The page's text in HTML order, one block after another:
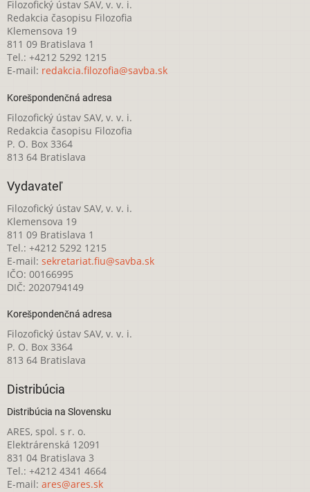
Filozofický ústav SAV, v. v. i.
Redakcia časopisu Filozofia
Klemensova 19
811 09 Bratislava 1
Tel.: +4212 5292 1215
E-mail: redakcia.filozofia@savba.sk
Korešpondenčná adresa
Filozofický ústav SAV, v. v. i.
Redakcia časopisu Filozofia
P. O. Box 3364
813 64 Bratislava
Vydavateľ
Filozofický ústav SAV, v. v. i.
Klemensova 19
811 09 Bratislava 1
Tel.: +4212 5292 1215
E-mail: sekretariat.fiu@savba.sk
IČO: 00166995
DIČ: 2020794149
Korešpondenčná adresa
Filozofický ústav SAV, v. v. i.
P. O. Box 3364
813 64 Bratislava
Distribúcia
Distribúcia na Slovensku
ARES, spol. s r. o.
Elektrárenská 12091
831 04 Bratislava 3
Tel.: +4212 4341 4664
E-mail: ares@ares.sk